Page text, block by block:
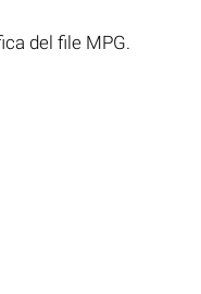
del file MPG.